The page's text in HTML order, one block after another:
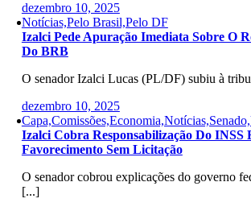
dezembro 10, 2025
Notícias,Pelo Brasil,Pelo DF
Izalci Pede Apuração Imediata Sobre O
Do BRB
O senador Izalci Lucas (PL/DF) subiu à
dezembro 10, 2025
Izalci Cobra Responsabilização Do INSS
Favorecimento Sem Licitação
O senador cobrou explicações do governo
[...]